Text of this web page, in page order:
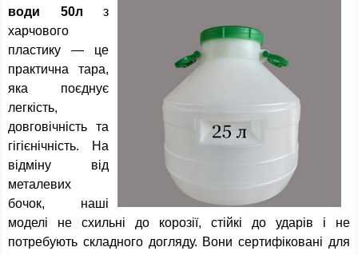
води 50л з
харчового
пластику — це
практична тара,
яка поєднує
легкість,
довговічність та
гігієнічність. На
відміну від
металевих
бочок, наші
моделі не схильні до корозії, стійкі до ударів і не
потребують складного догляду. Вони сертифіковані для